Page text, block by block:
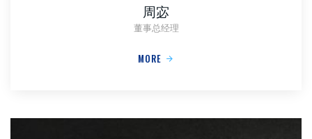
周宓
董事总经理
MORE